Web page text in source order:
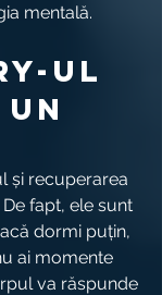
mentală.
ul
și recuperarea
fapt, ele sunt
dormi puțin,
ai momente
va răspunde